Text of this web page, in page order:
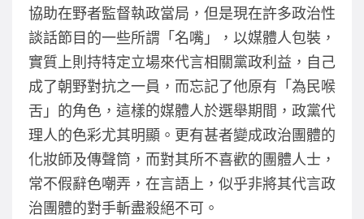
協助在野者監督執政當局，但是現在許多政治性
談話節目的一些所謂「名嘴」，以媒體人包裝，
實質上則持特定立場來代言相關黨政利益，自己
成了朝野對抗之一員，而忘記了他原有「為民喉
舌」的角色，這樣的媒體人於選舉期間，政黨代
理人的色彩尤其明顯。更有甚者變成政治團體的
化妝師及傳聲筒，而對其所不喜歡的團體人士，
常不假辭色嘲弄，在言語上，似乎非將其代言政
治團體的對手斬盡殺絕不可。